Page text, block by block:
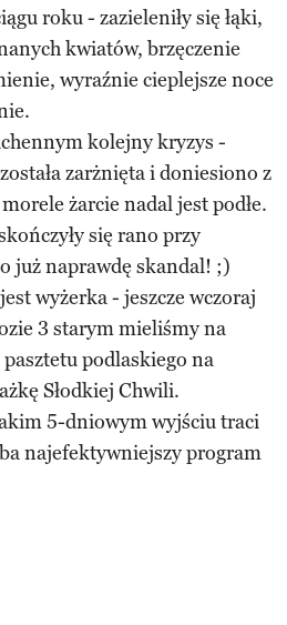
roku - zazieleniły się łąki,
kwiatów, brzęczenie
wyraźnie cieplejsze noce
kolejny kryzys -
zarżnięta i doniesiono z
żarcie nadal jest podłe.
się rano przy
już naprawdę skandal! ;)
wyżerka - jeszcze wczoraj
3 starym mieliśmy na
podlaskiego na
Słodkiej Chwili.
5-dniowym wyjściu traci
najefektywniejszy program